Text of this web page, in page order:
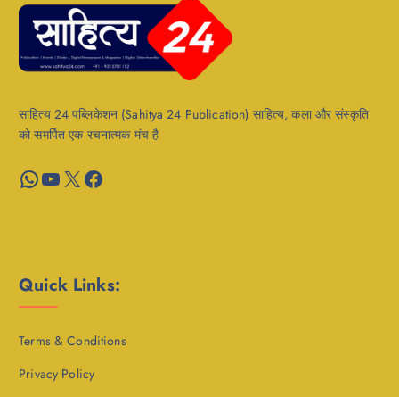
साहित्य 24 पब्लिकेशन (Sahitya 24 Publication) साहित्य, कला और संस्कृति
को समर्पित एक रचनात्मक मंच है
WhatsApp YouTube X Facebook
Quick Links:
Terms & Conditions
Privacy Policy